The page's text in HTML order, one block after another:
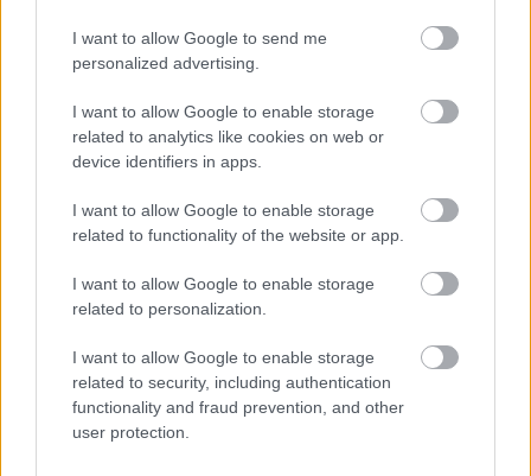
I want to allow Google to send me
personalized advertising.
I want to allow Google to enable storage
related to analytics like cookies on web or
device identifiers in apps.
I want to allow Google to enable storage
related to functionality of the website or app.
I want to allow Google to enable storage
related to personalization.
I want to allow Google to enable storage
related to security, including authentication
functionality and fraud prevention, and other
user protection.
ΠΟΔΟΣΦΑΙΡΟ
Ακόμα ένα επεισόδιο οπαδικής βίας με
ξυλοδαρμό!